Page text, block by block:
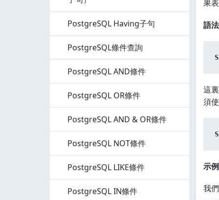
PostgreSQL Having子句
PostgreSQL條件查詢
PostgreSQL AND條件
PostgreSQL OR條件
PostgreSQL AND & OR條件
PostgreSQL NOT條件
PostgreSQL LIKE條件
PostgreSQL IN條件
果
語
這
須
示
我